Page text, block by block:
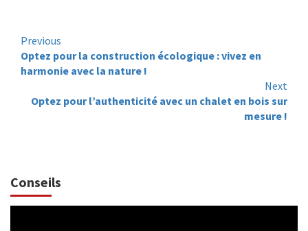
Continue
Reading
Previous
Optez pour la construction écologique : vivez en
harmonie avec la nature !
Next
Optez pour l’authenticité avec un chalet en bois sur
mesure !
Conseils